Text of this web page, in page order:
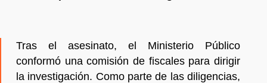
Tras el asesinato, el Ministerio Público
conformó una comisión de fiscales para dirigir
la investigación. Como parte de las diligencias,